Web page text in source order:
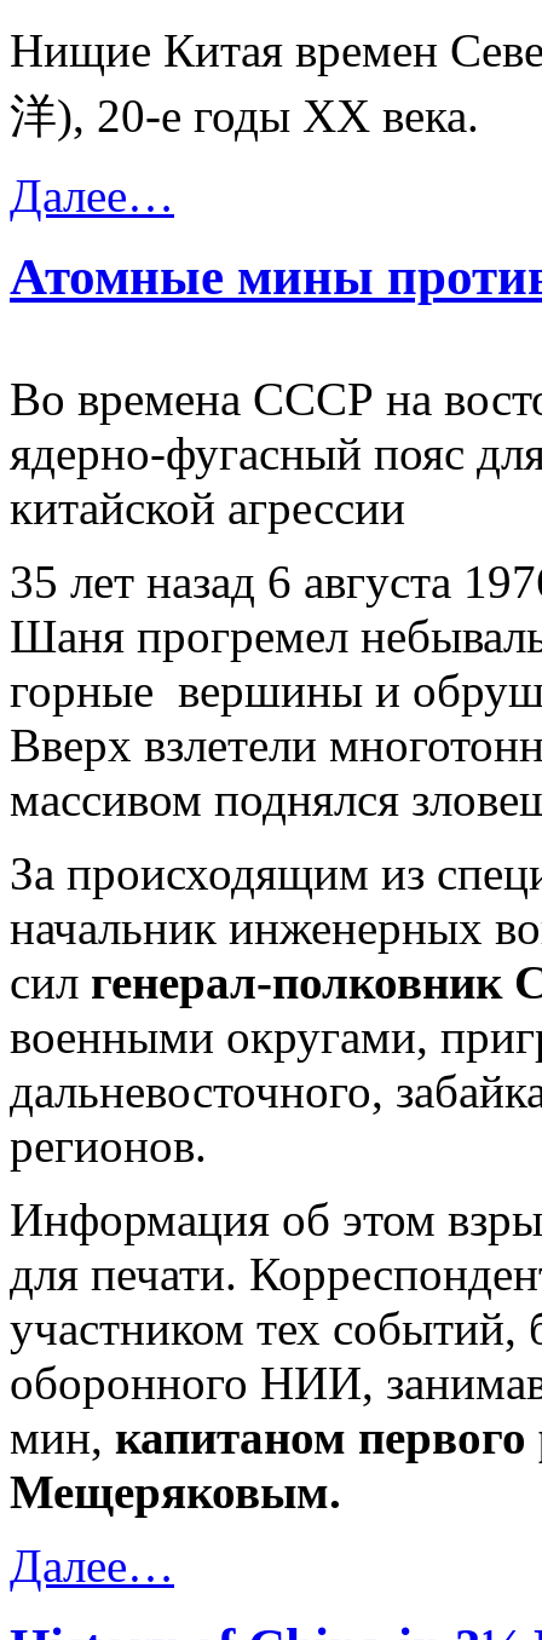
Нищие Китая времен
洋), 20-е годы XX века.
Далее…
Атомные мины
Во времена СССР на
ядерно-фугасный пояс
китайской агрессии
35 лет назад 6 августа
Шаня прогремел
горные вершины и
Вверх взлетели
массивом поднялся
За происходящим из
начальник инженерных
сил генерал-полковник
военными округами,
дальневосточного,
регионов.
Информация об этом
для печати.
участником тех
оборонного НИИ,
мин, капитаном
Мещеряковым.
Далее…